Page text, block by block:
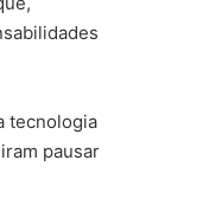
tecnologia
pausar